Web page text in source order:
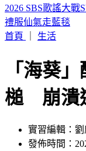
山本由伸5.2局零
連敗
首頁
生活
「海葵
槌 崩潰
實習編輯：劉
發佈時間：